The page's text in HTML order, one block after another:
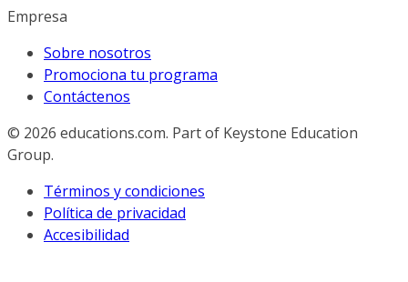
Empresa
Sobre nosotros
Promociona tu programa
Contáctenos
© 2026 educations.com. Part of Keystone Education
Group.
Términos y condiciones
Política de privacidad
Accesibilidad